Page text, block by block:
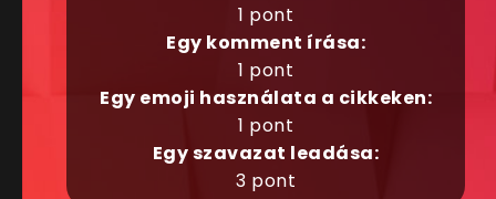
1 pont
Egy komment írása:
1 pont
Egy emoji használata a cikkeken:
1 pont
Egy szavazat leadása:
3 pont